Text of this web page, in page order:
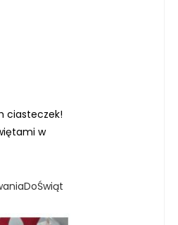
ciasteczek!
w